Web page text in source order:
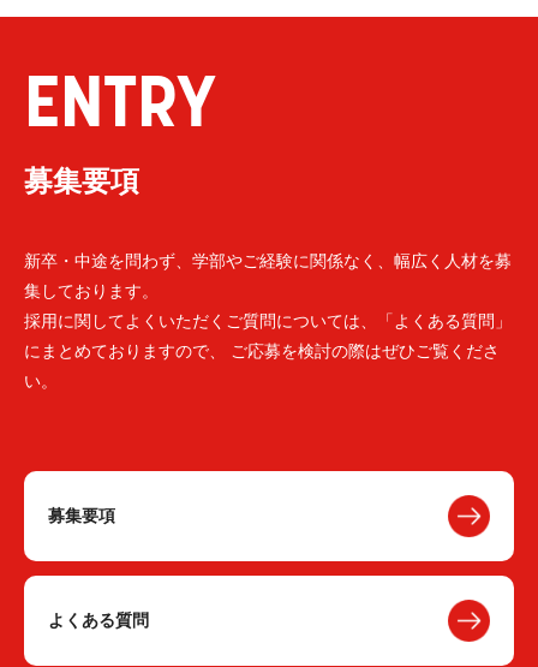
ENTRY
募集要項
新卒・中途を問わず、学部やご経験に関係なく、幅広く人材を募
集しております。
採用に関してよくいただくご質問については、「よくある質問」
にまとめておりますので、 ご応募を検討の際はぜひご覧くださ
い。
募集要項
よくある質問